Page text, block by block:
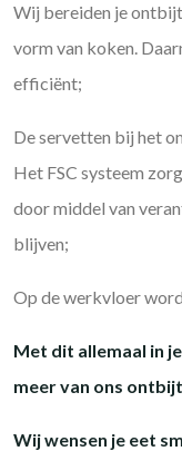
Wij bereiden je
vorm van koken.
efficiënt;
De servetten bij het
Het FSC systeem
door middel van
blijven;
Op de werkvloer
Met dit allemaal in
meer van ons
Wij wensen je eet